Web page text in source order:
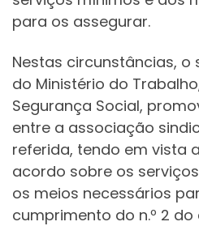
para os assegurar.
Nestas circunstâncias,
do Ministério do
Segurança Social,
entre a associação
referida, tendo em vista
acordo sobre os
os meios necessários
cumprimento do n.º 2